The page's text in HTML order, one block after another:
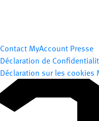
Contact MyAccount Presse
Déclaration de
Déclaration sur les cookies